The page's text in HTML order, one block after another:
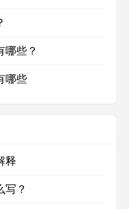
哪些？
哪些
释
写？